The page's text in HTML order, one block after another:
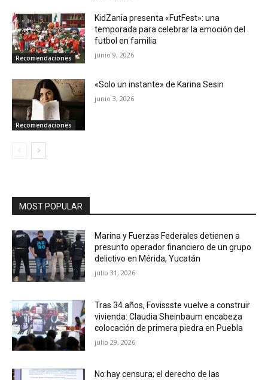
Recomendaciones
KidZania presenta «FutFest»: una
temporada para celebrar la emoción del
futbol en familia
junio 9, 2026
Recomendaciones
«Solo un instante» de Karina Sesin
junio 3, 2026
MOST POPULAR
Marina y Fuerzas Federales detienen a
presunto operador financiero de un grupo
delictivo en Mérida, Yucatán
julio 31, 2026
Tras 34 años, Fovissste vuelve a construir
vivienda: Claudia Sheinbaum encabeza
colocación de primera piedra en Puebla
julio 29, 2026
No hay censura; el derecho de las